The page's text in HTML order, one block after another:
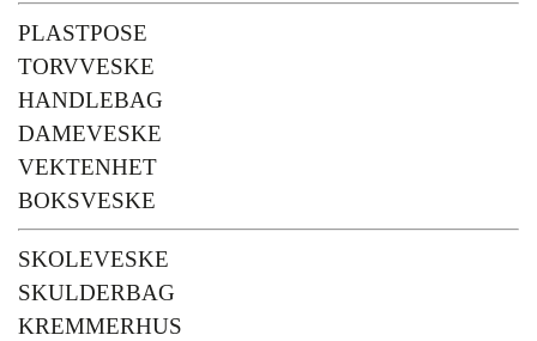
PLASTPOSE
TORVVESKE
HANDLEBAG
DAMEVESKE
VEKTENHET
BOKSVESKE
SKOLEVESKE
SKULDERBAG
KREMMERHUS